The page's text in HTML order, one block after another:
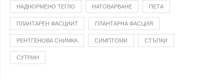
НАДНОРМЕНО ТЕГЛО НАТОВАРВАНЕ ПЕТА
ПЛАНТАРЕН ФАСЦИИТ ПЛАНТАРНА ФАСЦИЯ
РЕНТГЕНОВА СНИМКА СИМПТОМИ СТЪПКИ
СУТРИН